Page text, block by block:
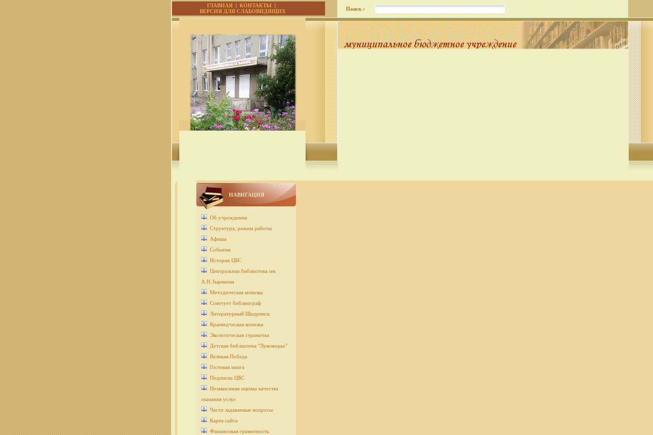
ГЛАВНАЯ| КОНТАКТЫ |
ВЕРСИЯ ДЛЯ СЛАБОВИДЯЩИХ
Поиск :
НАВИГАЦИЯ
Об учреждении
Структура, режим работы
Афиша
События
История ЦБС
Центральная библиотека им.
А.Н.Зырянова
Методическая копилка
Советует библиограф
Литературный Шадринск
Краеведческая копилка
Экологическая страничка
Детcкая библиотека "Лукоморье"
Великая Победа
Гостевая книга
Подписка ЦБС
Независимая оценка качества
оказания услуг
Часто задаваемые вопросы
Карта сайта
Финансовая грамотность